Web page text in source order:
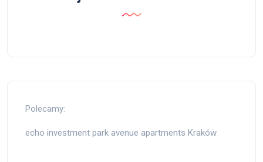
Polecamy:
echo investment park avenue apartments Kraków